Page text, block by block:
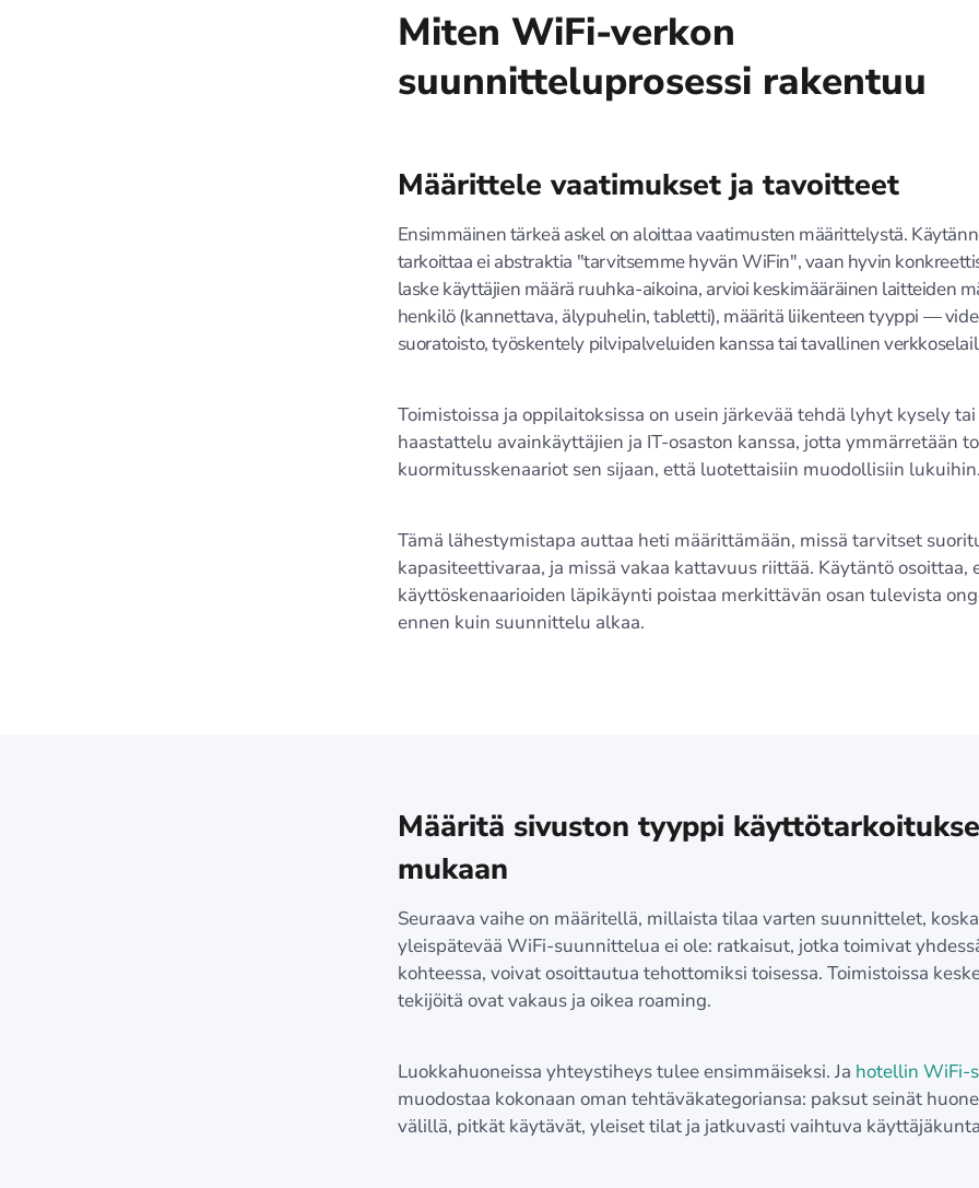
Miten WiFi-verkon
suunnitteluprosessi rakentuu
Määrittele vaatimukset ja tavoitteet
Ensimmäinen tärkeä askel on aloittaa vaatimusten määrittelystä.
tarkoittaa ei abstraktia "tarvitsemme hyvän WiFin", vaan hyvin
laske käyttäjien määrä ruuhka-aikoina, arvioi keskimääräinen laitteiden
henkilö (kannettava, älypuhelin, tabletti), määritä liikenteen tyyppi —
suoratoisto, työskentely pilvipalveluiden kanssa tai tavallinen
Toimistoissa ja oppilaitoksissa on usein järkevää tehdä lyhyt kysely tai
haastattelu avainkäyttäjien ja IT-osaston kanssa, jotta ymmärretään
kuormitusskenaariot sen sijaan, että luotettaisiin muodollisiin
Tämä lähestymistapa auttaa heti määrittämään, missä tarvitset
kapasiteettivaraa, ja missä vakaa kattavuus riittää. Käytäntö osoittaa,
käyttöskenaarioiden läpikäynti poistaa merkittävän osan tulevista
ennen kuin suunnittelu alkaa.
Määritä sivuston tyyppi
mukaan
Seuraava vaihe on määritellä, millaista tilaa varten suunnittelet, koska
yleispätevää WiFi-suunnittelua ei ole: ratkaisut, jotka toimivat
kohteessa, voivat osoittautua tehottomiksi toisessa. Toimistoissa
tekijöitä ovat vakaus ja oikea roaming.
Luokkahuoneissa yhteystiheys tulee ensimmäiseksi. Ja hotellin WiFi-
muodostaa kokonaan oman tehtäväkategoriansa: paksut seinät
välillä, pitkät käytävät, yleiset tilat ja jatkuvasti vaihtuva